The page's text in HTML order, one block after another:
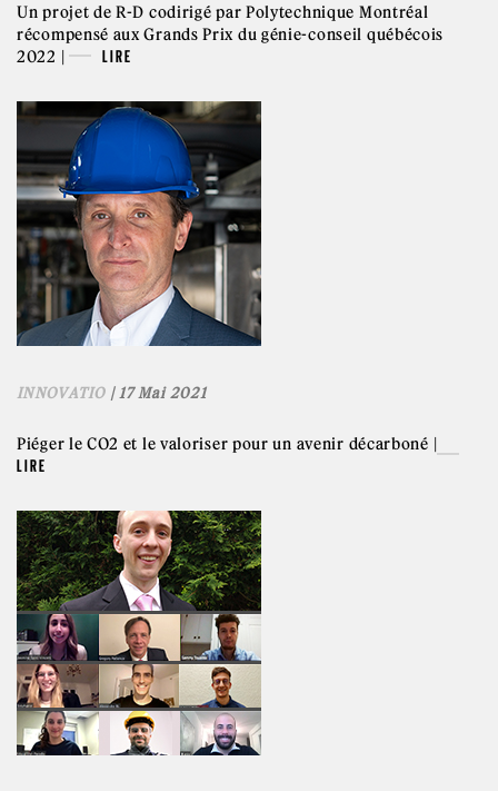
Un projet de R-D codirigé par Polytechnique Montréal
récompensé aux Grands Prix du génie-conseil québécois
2022 |
LIRE
INNOVATIO | 17 Mai 2021
Piéger le CO2 et le valoriser pour un avenir décarboné |
LIRE